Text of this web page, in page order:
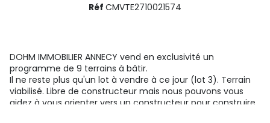
Réf CMVTE2710021574
DOHM IMMOBILIER ANNECY vend en exclusivité un
programme de 9 terrains à bâtir.
Il ne reste plus qu'un lot à vendre à ce jour (lot 3). Terrain
viabilisé. Libre de constructeur mais nous pouvons vous
aidez à vous orienter vers un constructeur pour construire